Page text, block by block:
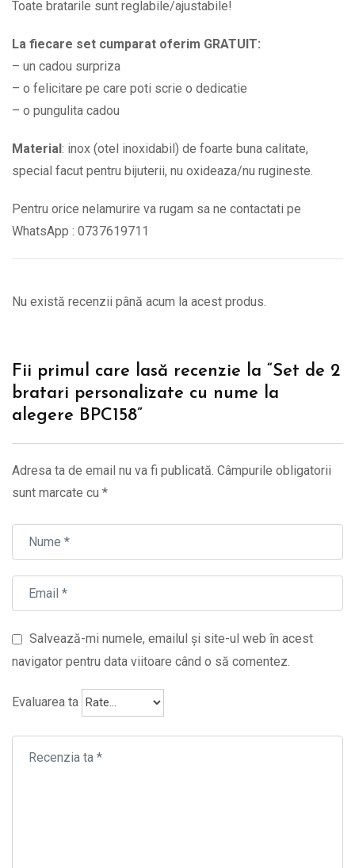
Toate bratarile sunt reglabile/ajustabile!
La fiecare set cumparat oferim GRATUIT:
– un cadou surpriza
– o felicitare pe care poti scrie o dedicatie
– o pungulita cadou
Material : inox (otel inoxidabil) de foarte buna calitate,
special facut pentru bijuterii, nu oxideaza/nu rugineste.
Pentru orice nelamurire va rugam sa ne contactati pe
WhatsApp : 0737619711
Nu există recenzii până acum la acest produs.
Fii primul care lasă recenzie la “Set de 2
bratari personalizate cu nume la
alegere BPC158”
Adresa ta de email nu va fi publicată. Câmpurile obligatorii
sunt marcate cu *
Salvează-mi numele, emailul și site-ul web în acest
navigator pentru data viitoare când o să comentez.
Evaluarea ta